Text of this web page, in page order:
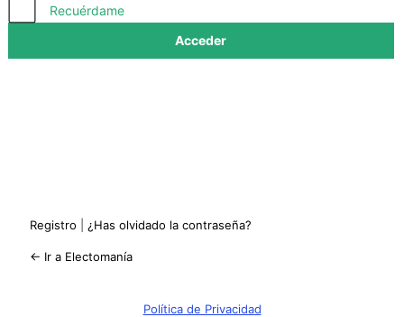
Recuérdame
Registro ¿Has olvidado la contraseña?
← Ir a Electomanía
Política de Privacidad